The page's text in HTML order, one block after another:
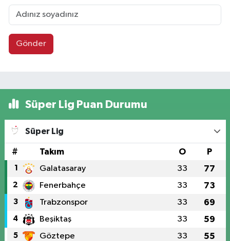
Gönder
Süper Lig Puan Durumu
Süper Lig
# Takım O P
1 Galatasaray 33 77
2 Fenerbahçe 33 73
3 Trabzonspor 33 69
4 Beşiktaş 33 59
5 Göztepe 33 55